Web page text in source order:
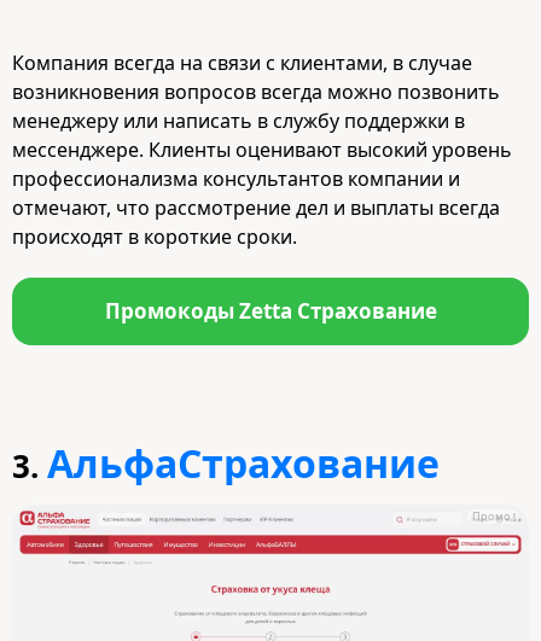
Компания всегда на связи с клиентами, в случае
возникновения вопросов всегда можно позвонить
менеджеру или написать в службу поддержки в
мессенджере. Клиенты оценивают высокий уровень
профессионализма консультантов компании и
отмечают, что рассмотрение дел и выплаты всегда
происходят в короткие сроки.
Промокоды Zetta Страхование
3. АльфаСтрахование
Промо